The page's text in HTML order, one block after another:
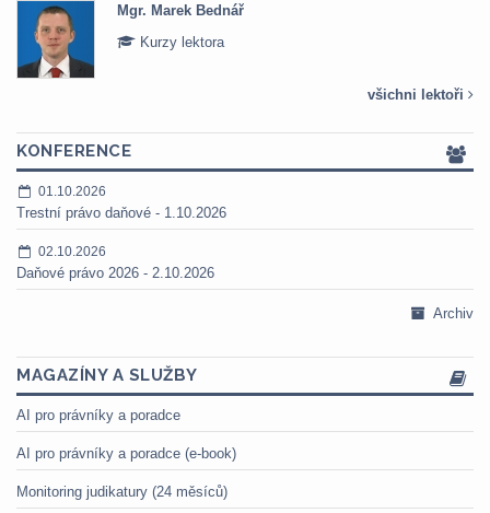
Mgr. Marek Bednář
Kurzy lektora
všichni lektoři
KONFERENCE
01.10.2026
Trestní právo daňové - 1.10.2026
02.10.2026
Daňové právo 2026 - 2.10.2026
Archiv
MAGAZÍNY A SLUŽBY
AI pro právníky a poradce
AI pro právníky a poradce (e-book)
Monitoring judikatury (24 měsíců)